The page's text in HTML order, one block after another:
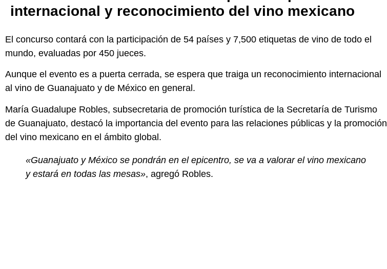
internacional y reconocimiento del vino mexicano
El concurso contará con la participación de 54 países y 7,500 etiquetas de vino de todo el
mundo, evaluadas por 450 jueces.
Aunque el evento es a puerta cerrada, se espera que traiga un reconocimiento internacional
al vino de Guanajuato y de México en general.
María Guadalupe Robles, subsecretaria de promoción turística de la Secretaría de Turismo
de Guanajuato, destacó la importancia del evento para las relaciones públicas y la promoción
del vino mexicano en el ámbito global.
«Guanajuato y México se pondrán en el epicentro, se va a valorar el vino mexicano
y estará en todas las mesas», agregó Robles.